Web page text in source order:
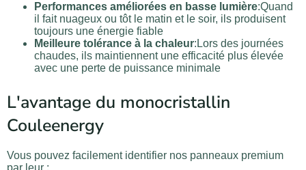
Performances améliorées en basse lumière:Quand
il fait nuageux ou tôt le matin et le soir, ils produisent
toujours une énergie fiable
Meilleure tolérance à la chaleur:Lors des journées
chaudes, ils maintiennent une efficacité plus élevée
avec une perte de puissance minimale
L'avantage du monocristallin
Couleenergy
Vous pouvez facilement identifier nos panneaux premium
par leur :